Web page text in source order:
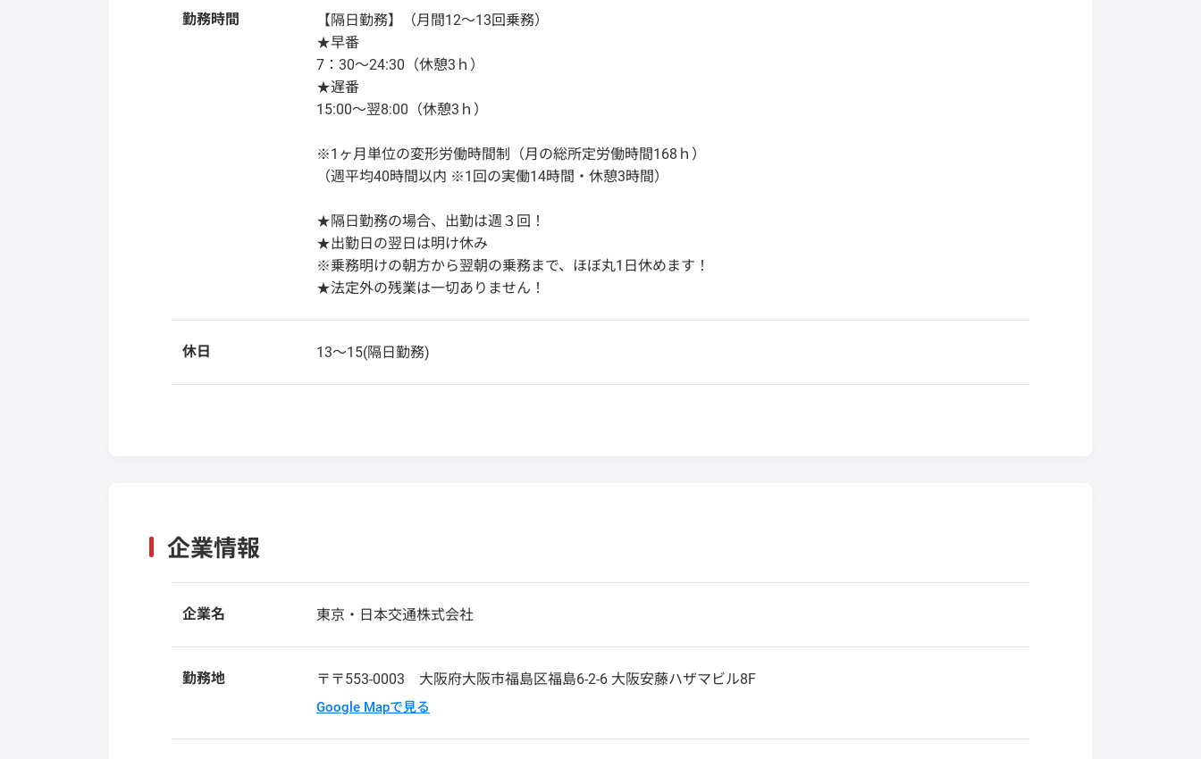
勤務時間
【隔日勤務】（月間12～13回乗務）
★早番
7：30～24:30（休憩3ｈ）
★遅番
15:00～翌8:00（休憩3ｈ）
※1ヶ月単位の変形労働時間制（月の総所定労働時間168ｈ）
（週平均40時間以内 ※1回の実働14時間・休憩3時間）
★隔日勤務の場合、出勤は週３回！
★出勤日の翌日は明け休み
※乗務明けの朝方から翌朝の乗務まで、ほぼ丸1日休めます！
★法定外の残業は一切ありません！
休日 13～15(隔日勤務)
企業情報
企業名 東京・日本交通株式会社
勤務地 〒〒553-0003 大阪府大阪市福島区福島6-2-6 大阪安藤ハザマビル8F
Google Mapで見る